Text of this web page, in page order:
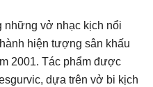
những vở nhạc kịch nổi
hiện tượng sân khấu
2001. Tác phẩm được
dựa trên vở bi kịch